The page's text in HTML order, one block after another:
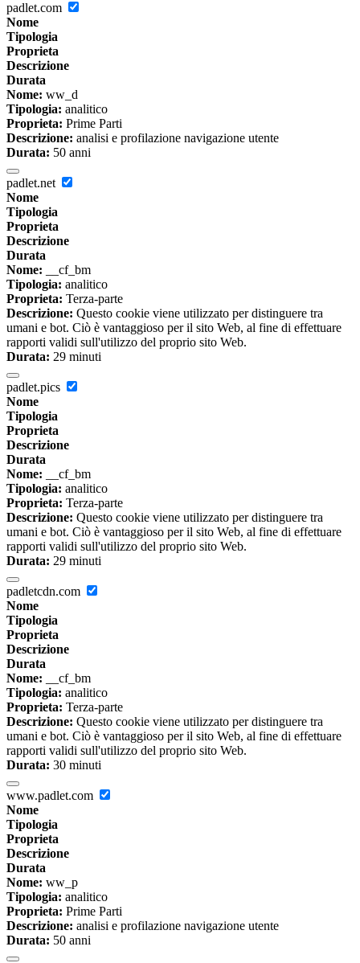
padlet.com
Nome
Tipologia
Proprieta
Descrizione
Durata
Nome: ww_d
Tipologia: analitico
Proprieta: Prime Parti
Descrizione: analisi e profilazione navigazione utente
Durata: 50 anni
padlet.net
Nome
Tipologia
Proprieta
Descrizione
Durata
Nome: __cf_bm
Tipologia: analitico
Proprieta: Terza-parte
Descrizione: Questo cookie viene utilizzato per distinguere tra
umani e bot. Ciò è vantaggioso per il sito Web, al fine di effettuare
rapporti validi sull'utilizzo del proprio sito Web.
Durata: 29 minuti
padlet.pics
Nome
Tipologia
Proprieta
Descrizione
Durata
Nome: __cf_bm
Tipologia: analitico
Proprieta: Terza-parte
Descrizione: Questo cookie viene utilizzato per distinguere tra
umani e bot. Ciò è vantaggioso per il sito Web, al fine di effettuare
rapporti validi sull'utilizzo del proprio sito Web.
Durata: 29 minuti
padletcdn.com
Nome
Tipologia
Proprieta
Descrizione
Durata
Nome: __cf_bm
Tipologia: analitico
Proprieta: Terza-parte
Descrizione: Questo cookie viene utilizzato per distinguere tra
umani e bot. Ciò è vantaggioso per il sito Web, al fine di effettuare
rapporti validi sull'utilizzo del proprio sito Web.
Durata: 30 minuti
www.padlet.com
Nome
Tipologia
Proprieta
Descrizione
Durata
Nome: ww_p
Tipologia: analitico
Proprieta: Prime Parti
Descrizione: analisi e profilazione navigazione utente
Durata: 50 anni